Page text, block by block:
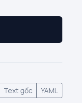
Text gốc YAML